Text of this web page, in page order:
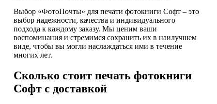
Выбор «ФотоПочты» для печати фотокниги Софт – это
выбор надежности, качества и индивидуального
подхода к каждому заказу. Мы ценим ваши
воспоминания и стремимся сохранить их в наилучшем
виде, чтобы вы могли наслаждаться ими в течение
многих лет.
Сколько стоит печать фотокниги
Софт с доставкой